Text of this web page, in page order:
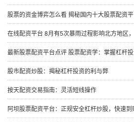
股票的资金博弈怎么看 揭秘国内十大股票配资平台
在线配资平台 8月有5次暴雨过程影响北方地区，101个国家级气
最新股票配资平台点评 股票配资学：掌握杠杆
股市配资炒股：揭秘杠杆投资的利与弊
按天配资交易指南：灵活短线操作
阿坝股票配资平台：正规安全杠杆炒股，快速到